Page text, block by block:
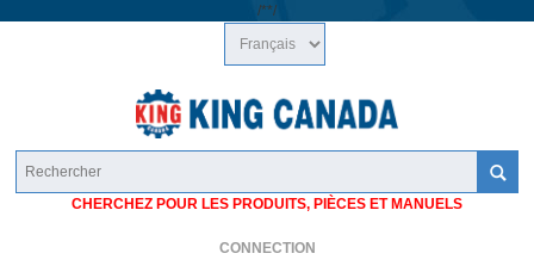
/**/
CHERCHEZ POUR LES PRODUITS, PIÈCES ET MANUELS
CONNECTION